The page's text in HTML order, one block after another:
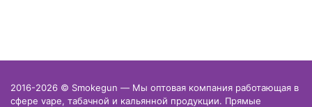
2016-2026 © Smokegun — Мы оптовая компания работающая в
сфере vape, табачной и кальянной продукции. Прямые